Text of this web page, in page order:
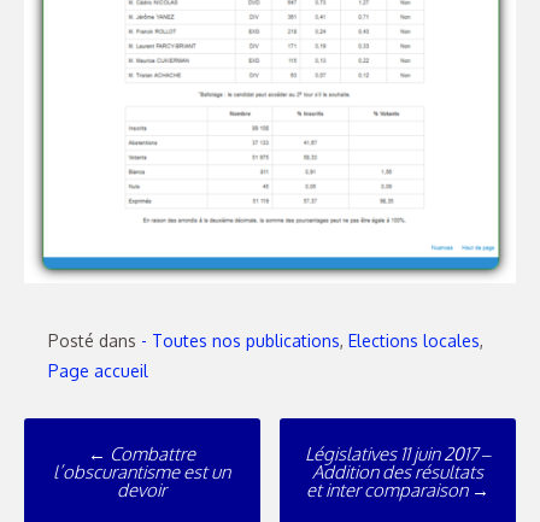
Posté dans - Toutes nos publications, Elections locales,
Page accueil
Poste
navigation
← Combattre
l’obscurantisme est un
devoir
Législatives 11 juin 2017 –
Addition des résultats
et inter comparaison →